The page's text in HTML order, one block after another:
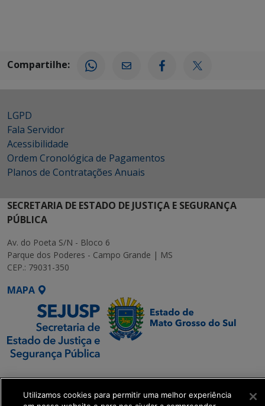
Compartilhe:
LGPD
Fala Servidor
Acessibilidade
Ordem Cronológica de Pagamentos
Planos de Contratações Anuais
SECRETARIA DE ESTADO DE JUSTIÇA E SEGURANÇA
PÚBLICA
Av. do Poeta S/N - Bloco 6
Parque dos Poderes - Campo Grande | MS
CEP.: 79031-350
MAPA
SETDIG | Secretaria-
Executiva de
Transformação Digital
Utilizamos cookies para permitir uma melhor experiência